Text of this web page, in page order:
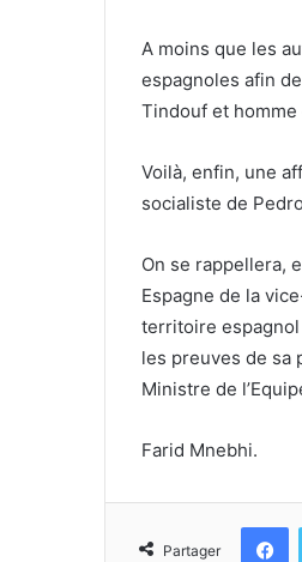
A moins que les
espagnoles afin
Tindouf et
Voilà, enfin, une
socialiste de
On se rappellera,
Espagne de la
territoire espagnol
les preuves de sa
Ministre de
Farid Mnebhi.
Partager